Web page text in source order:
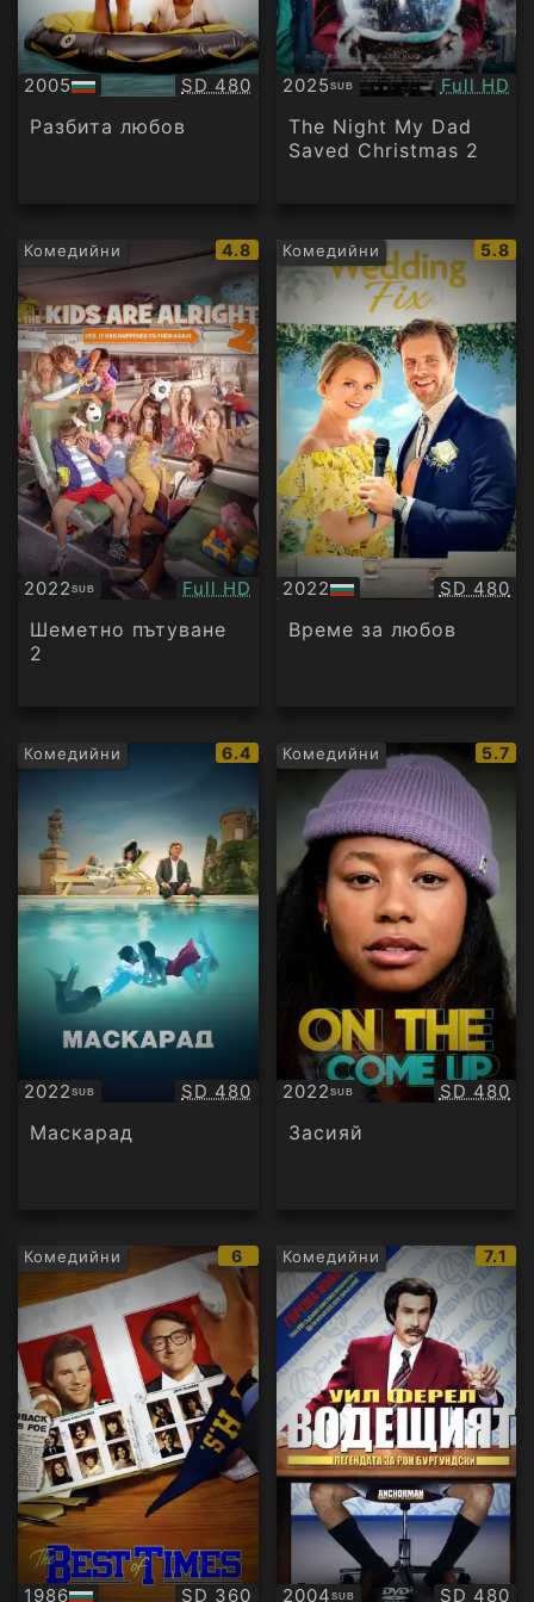
2005
БГ
аудио
Качество:
SD 480
Разбита любов
2025SUB
Субтитри Full HD
The Night My Dad
Saved Christmas 2
Комедийни
IMDb
рейтинг:
4.8
2022SUB
Субтитри Качество:
Full HD
Шеметно пътуване
2
Комедийни
IMDb
5.8
2022
БГ
аудио
SD 480
Време за любов
Комедийни
IMDb
рейтинг:
6.4
2022SUB
Субтитри Качество:
SD 480
Маскарад
Комедийни
IMDb
5.7
2022SUB
Субтитри SD 480
Засияй
Комедийни
IMDb
рейтинг:
6
1986 Качество:
SD 360
Комедийни
IMDb
7.1
2004SUB SD 480